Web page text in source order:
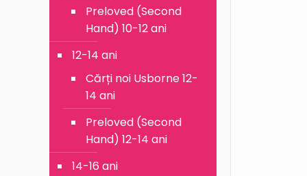
Preloved (Second
Hand) 10-12 ani
12-14 ani
Cărți noi Usborne 12-
14 ani
Preloved (Second
Hand) 12-14 ani
14-16 ani